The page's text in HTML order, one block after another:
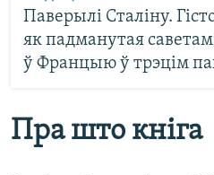
Паверылі Сталіну.
як падманутая
ў Францыю ў трэцім
Пра што кніга